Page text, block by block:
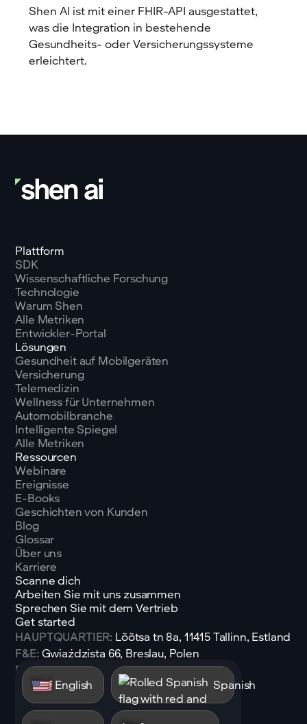
Shen AI ist mit einer FHIR-API ausgestattet,
was die Integration in bestehende
Gesundheits- oder Versicherungssysteme
erleichtert.
Plattform
SDK
Wissenschaftliche Forschung
Technologie
Warum Shen
Alle Metriken
Entwickler-Portal
Lösungen
Gesundheit auf Mobilgeräten
Versicherung
Telemedizin
Wellness für Unternehmen
Automobilbranche
Intelligente Spiegel
Alle Metriken
Ressourcen
Webinare
Ereignisse
E-Books
Geschichten von Kunden
Blog
Glossar
Über uns
Karriere
Scanne dich
Arbeiten Sie mit uns zusammen
Sprechen Sie mit dem Vertrieb
Get started
HAUPTQUARTIER: Lõõtsa tn 8a, 11415 Tallinn, Estland
F&E: Gwiaździsta 66, Breslau, Polen
E-Mail:sales@shen.ai
Linkedin
Folgen
English Spanish